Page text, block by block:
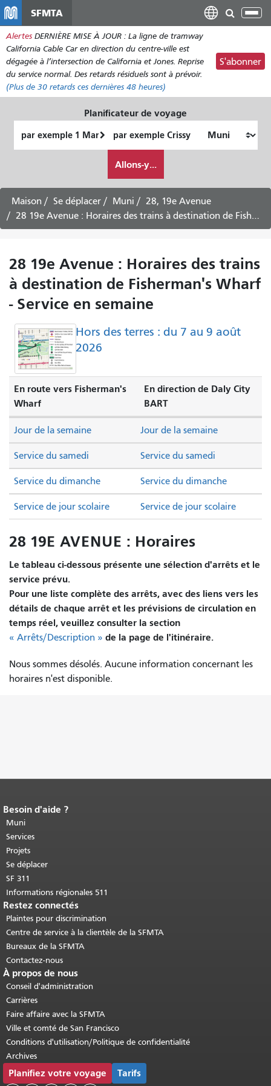
contenu
principal
SFMTA
Alertes DERNIÈRE MISE À JOUR : La ligne de tramway
California Cable Car en direction du centre-ville est
dégagée à l’intersection de California et Jones. Reprise
du service normal. Des retards résiduels sont à prévoir.
(Plus de 30 retards ces dernières 48 heures)
S'abonner
Planificateur de voyage
de
final
je
veux
voyager
Allons-y...
Maison Se déplacer Muni
28, 19e Avenue
28 19e Avenue : Horaires des trains à destination de Fisherman's Wharf - Service en semaine
28 19e Avenue : Horaires des trains
à destination de Fisherman's Wharf
- Service en semaine
Hors des terres : du 7 au 9 août
2026
En route vers Fisherman's
Wharf
En direction de Daly City
BART
Service du samedi Service du samedi
Service du dimanche Service du dimanche
Jour de la semaine Jour de la semaine
Service de jour scolaire Service de jour scolaire
28 19E AVENUE : Horaires
Le tableau ci-dessous présente une sélection d'arrêts et le
service prévu.
Pour une liste complète des arrêts, avec des liens vers les
détails de chaque arrêt et les prévisions de circulation en
temps réel, veuillez consulter la section
« Arrêts/Description » de la page de l'itinéraire.
Nous sommes désolés. Aucune information concernant les
horaires n'est disponible.
Fin du contenu de la page.
cette page se répète sur chaque page.
Retour au haut du contenu principal
Besoin d'aide ?
Muni
Services
Projets
Se déplacer
SF 311
Informations régionales 511
Restez connectés
Plaintes pour discrimination
Centre de service à la clientèle de la SFMTA
Bureaux de la SFMTA
Contactez-nous
À propos de nous
Conseil d'administration
Carrières
Faire affaire avec la SFMTA
Ville et comté de San Francisco
Conditions d'utilisation/Politique de confidentialité
Archives
Planifiez votre voyage Tarifs